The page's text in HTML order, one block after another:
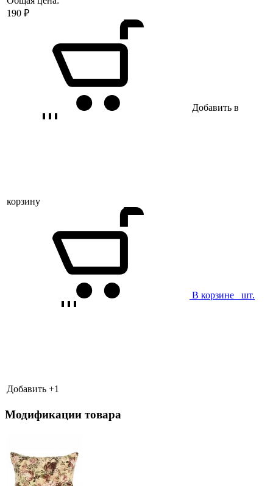
190 ₽
Добавить в
корзину
В корзине шт.
Добавить +1
Модификации товара